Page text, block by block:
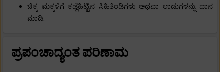
ಚಿಕ್ಕ ಮಕ್ಕಳಿಗೆ ಕಡ್ಲೆಹಿಟ್ಟಿನ ಸಿಹಿತಿಂಡಿಗಳು ಅಥವಾ ಲಾಡುಗಳನ್ನು ದಾನ
ಮಾಡಿ.
ಪ್ರಪಂಚಾದ್ಯಂತ ಪರಿಣಾಮ